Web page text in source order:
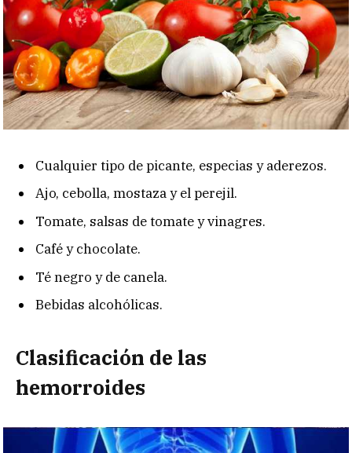
Cualquier tipo de picante, especias y aderezos.
Ajo, cebolla, mostaza y el perejil.
Tomate, salsas de tomate y vinagres.
Café y chocolate.
Té negro y de canela.
Bebidas alcohólicas.
Clasificación de las
hemorroides